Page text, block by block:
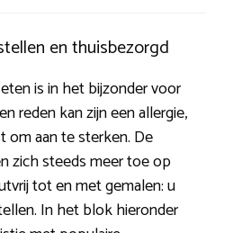
en thuisbezorgd
is in het bijzonder voor
reden kan zijn een allergie,
om aan te sterken. De
zich steeds meer toe op
tot en met gemalen: u
In het blok hieronder